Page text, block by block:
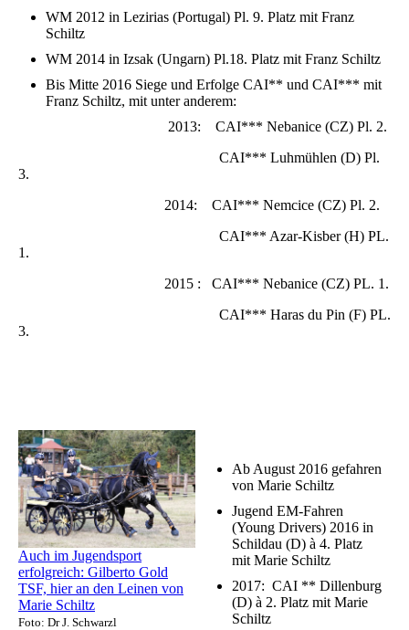
WM 2012 in Lezirias (Portugal) Pl. 9. Platz mit Franz
Schiltz
WM 2014 in Izsak (Ungarn) Pl.18. Platz mit Franz Schiltz
Bis Mitte 2016 Siege und Erfolge CAI** und CAI*** mit
Franz Schiltz, mit unter anderem:
2013: CAI*** Nebanice (CZ) Pl. 2.
CAI*** Luhmühlen (D) Pl.
3.
2014: CAI*** Nemcice (CZ) Pl. 2.
CAI*** Azar-Kisber (H) PL.
1.
2015 : CAI*** Nebanice (CZ) PL. 1.
CAI*** Haras du Pin (F) PL.
3.
Auch im Jugendsport
erfolgreich: Gilberto Gold
TSF, hier an den Leinen von
Marie Schiltz
Foto: Dr J. Schwarzl
Ab August 2016 gefahren
von Marie Schiltz
Jugend EM-Fahren
(Young Drivers) 2016 in
Schildau (D) à 4. Platz
mit Marie Schiltz
2017: CAI ** Dillenburg
(D) à 2. Platz mit Marie
Schiltz